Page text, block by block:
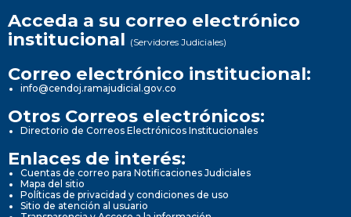
Acceda a su correo electrónico
institucional (Servidores Judiciales)
Correo electrónico institucional:
info@cendoj.ramajudicial.gov.co
Otros Correos electrónicos:
Directorio de Correos Electrónicos Institucionales
Enlaces de interés:
Cuentas de correo para Notificaciones Judiciales
Mapa del sitio
Políticas de privacidad y condiciones de uso
Sitio de atención al usuario